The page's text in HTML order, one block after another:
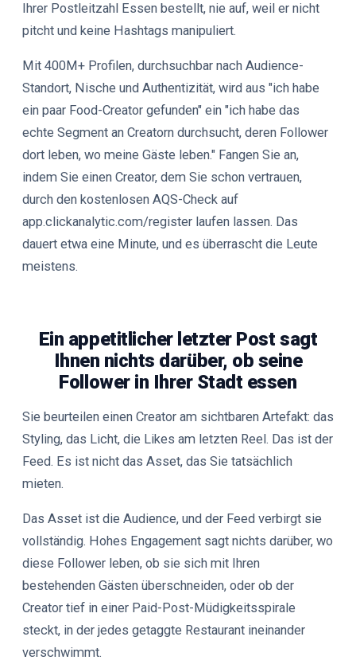
Ihrer Postleitzahl Essen bestellt, nie auf, weil er nicht
pitcht und keine Hashtags manipuliert.
Mit 400M+ Profilen, durchsuchbar nach Audience-
Standort, Nische und Authentizität, wird aus "ich habe
ein paar Food-Creator gefunden" ein "ich habe das
echte Segment an Creatorn durchsucht, deren Follower
dort leben, wo meine Gäste leben." Fangen Sie an,
indem Sie einen Creator, dem Sie schon vertrauen,
durch den kostenlosen AQS-Check auf
app.clickanalytic.com/register laufen lassen. Das
dauert etwa eine Minute, und es überrascht die Leute
meistens.
Ein appetitlicher letzter Post sagt
Ihnen nichts darüber, ob seine
Follower in Ihrer Stadt essen
Sie beurteilen einen Creator am sichtbaren Artefakt: das
Styling, das Licht, die Likes am letzten Reel. Das ist der
Feed. Es ist nicht das Asset, das Sie tatsächlich
mieten.
Das Asset ist die Audience, und der Feed verbirgt sie
vollständig. Hohes Engagement sagt nichts darüber, wo
diese Follower leben, ob sie sich mit Ihren
bestehenden Gästen überschneiden, oder ob der
Creator tief in einer Paid-Post-Müdigkeitsspirale
steckt, in der jedes getaggte Restaurant ineinander
verschwimmt.